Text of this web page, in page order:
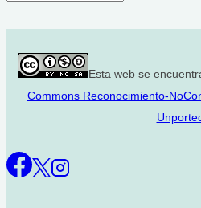
Esta web se
Commons Reconocimiento-